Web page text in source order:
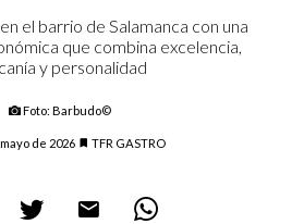
el barrio de Salamanca con una
que combina excelencia,
y personalidad
Foto: Barbudo©
de 2026 TFR GASTRO